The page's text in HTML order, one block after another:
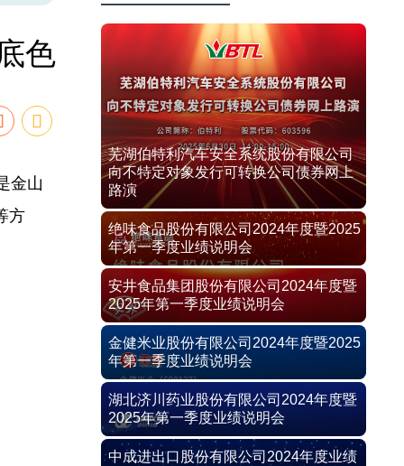
色
金山
方
芜湖伯特利汽车安全系统股份有限公司
向不特定对象发行可转换公司债券网上
路演
绝味食品股份有限公司2024年度暨2025
年第一季度业绩说明会
安井食品集团股份有限公司2024年度暨
2025年第一季度业绩说明会
金健米业股份有限公司2024年度暨2025
年第一季度业绩说明会
湖北济川药业股份有限公司2024年度暨
2025年第一季度业绩说明会
中成进出口股份有限公司2024年度业绩